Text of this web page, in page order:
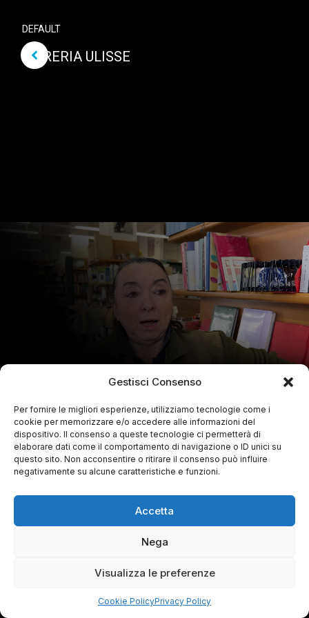
Gestisci Consenso
Per fornire le migliori esperienze, utilizziamo tecnologie come i
cookie per memorizzare e/o accedere alle informazioni del
dispositivo. Il consenso a queste tecnologie ci permetterà di
elaborare dati come il comportamento di navigazione o ID unici su
questo sito. Non acconsentire o ritirare il consenso può influire
negativamente su alcune caratteristiche e funzioni.
Accetta
Nega
Visualizza le preferenze
Cookie PolicyPrivacy Policy